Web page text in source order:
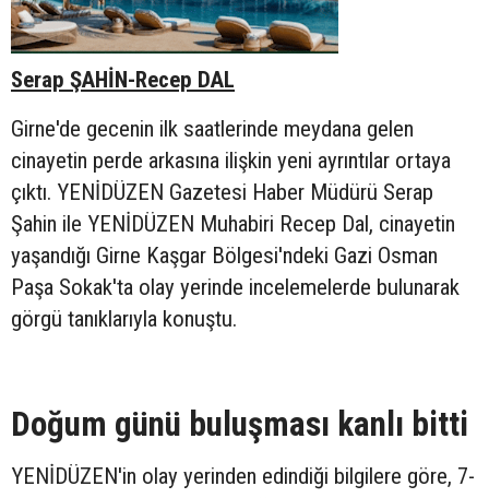
Serap ŞAHİN-Recep DAL
Girne'de gecenin ilk saatlerinde meydana gelen
cinayetin perde arkasına ilişkin yeni ayrıntılar ortaya
çıktı. YENİDÜZEN Gazetesi Haber Müdürü Serap
Şahin ile YENİDÜZEN Muhabiri Recep Dal, cinayetin
yaşandığı Girne Kaşgar Bölgesi'ndeki Gazi Osman
Paşa Sokak'ta olay yerinde incelemelerde bulunarak
görgü tanıklarıyla konuştu.
Doğum günü buluşması kanlı bitti
YENİDÜZEN'in olay yerinden edindiği bilgilere göre, 7-